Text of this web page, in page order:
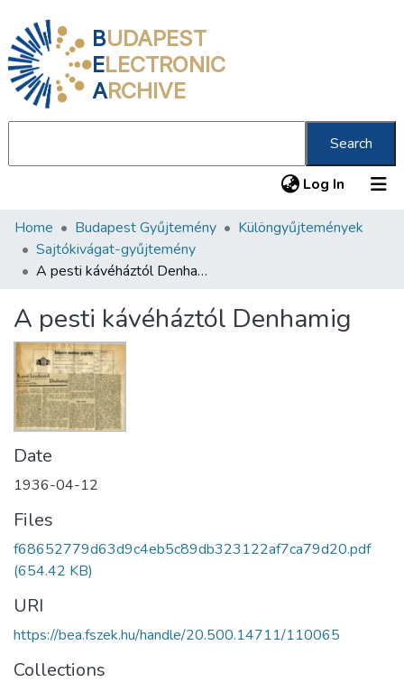
BUDAPEST
ELECTRONIC
ARCHIVE
Search
Log In (current)
Communities & Collections
All of DSpace
About us
Home Budapest Gyűjtemény
Különgyűjtemények
Sajtókivágat-gyűjtemény
A pesti kávéháztól Denhamig
A pesti kávéháztól Denhamig
Date
1936-04-12
Files
f68652779d63d9c4eb5c89db323122af7ca79d20.pdf
(654.42 KB)
URI
https://bea.fszek.hu/handle/20.500.14711/110065
Collections